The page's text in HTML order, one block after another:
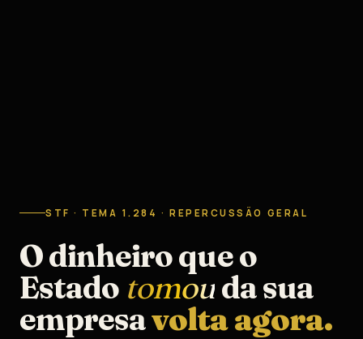
STF · TEMA 1.284 · REPERCUSSÃO GERAL
O dinheiro que o
Estado tomouda sua
empresavolta agora.